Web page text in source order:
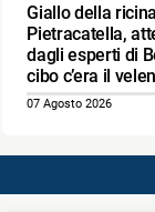
Giallo della
Pietracatella,
dagli esperti di
cibo c’era il
07 Agosto 2026